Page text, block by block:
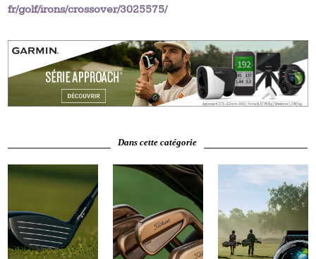
fr/golf/irons/crossover/3025575/
Dans cette catégorie